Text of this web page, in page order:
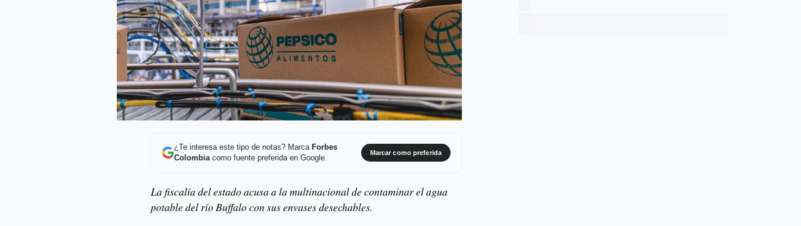
¿Te interesa este tipo de notas? Marca Forbes
Colombiacomo fuente preferida en Google.
Marcar como preferida
La fiscalía del estado acusa a la multinacional de contaminar el agua
potable del río Buffalo con sus envases desechables.